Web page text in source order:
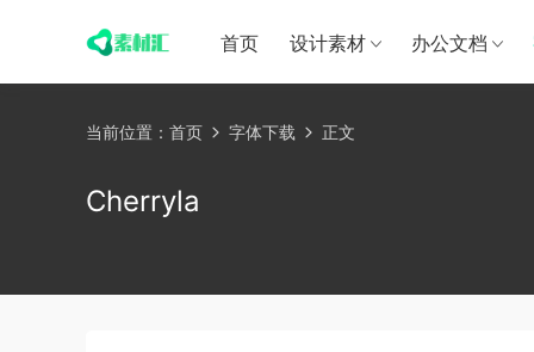
首页 设计素材 办公文档
当前位置： 首页 字体下载 正文
Cherryla